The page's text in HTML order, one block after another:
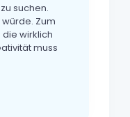
suchen.
Zum
wirklich
muss